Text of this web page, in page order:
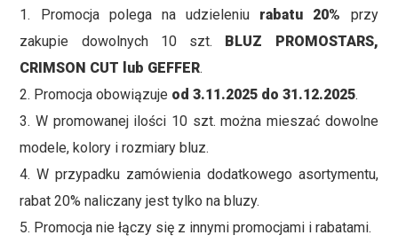
1. Promocja polega na udzieleniu rabatu 20% przy
zakupie dowolnych 10 szt. BLUZ PROMOSTARS,
CRIMSON CUT lub GEFFER.
2. Promocja obowiązuje od 3.11.2025 do 31.12.2025.
3. W promowanej ilości 10 szt. można mieszać dowolne
modele, kolory i rozmiary bluz.
4. W przypadku zamówienia dodatkowego asortymentu,
rabat 20% naliczany jest tylko na bluzy.
5. Promocja nie łączy się z innymi promocjami i rabatami.